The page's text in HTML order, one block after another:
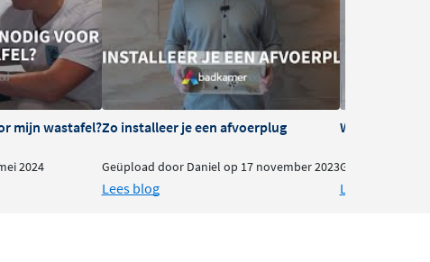
mijn wastafel?
2024
Zo installeer je een afvoerplug
Geüpload door Daniel op 17 november 2023
Lees blog
Welke
Geüpload door
Lees blog